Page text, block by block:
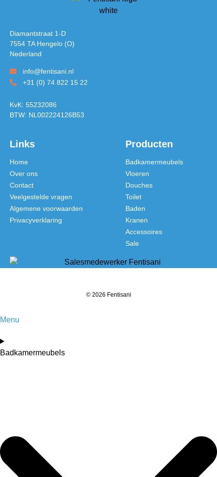
Diamantstraat 1-D
7554 TA Hengelo (O)
Nederland
info@fentisani.nl
+31 (0) 74 822 15 22
KvK: 55232086
BTW: NL002224126B53
Links
Home
Over ons
Contact
Veelgestelde vragen
Algemene voorwaarden
Privacyverklaring
Producten
Badkamermeubels
Vloeren
Douches
Toilet
Baden
Kranen
Accessoires
Sale
© 2026 Fentisani
Menu
Badkamermeubels